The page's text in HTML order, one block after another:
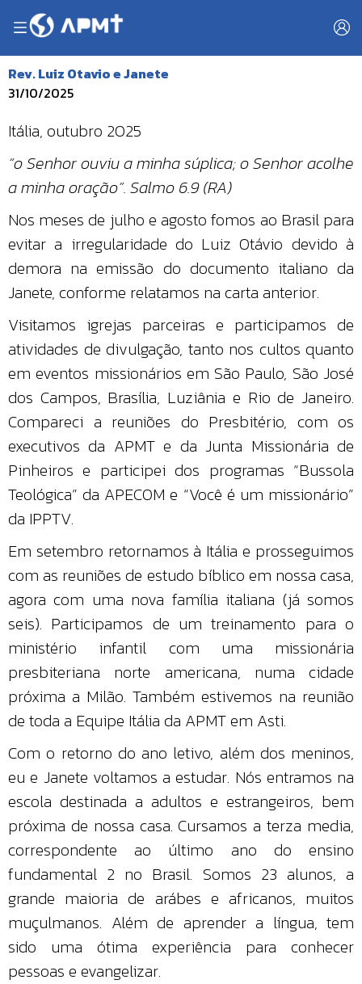
Rev. Luiz Otavio e Janete
31/10/2025
Itália, outubro 2025
“o Senhor ouviu a minha súplica; o Senhor acolhe
a minha oração”. Salmo 6.9 (RA)
Nos meses de julho e agosto fomos ao Brasil para
evitar a irregularidade do Luiz Otávio devido à
demora na emissão do documento italiano da
Janete, conforme relatamos na carta anterior.
Visitamos igrejas parceiras e participamos de
atividades de divulgação, tanto nos cultos quanto
em eventos missionários em São Paulo, São José
dos Campos, Brasília, Luziânia e Rio de Janeiro.
Compareci a reuniões do Presbitério, com os
executivos da APMT e da Junta Missionária de
Pinheiros e participei dos programas “Bussola
Teológica” da APECOM e “Você é um missionário”
da IPPTV.
Em setembro retornamos à Itália e prosseguimos
com as reuniões de estudo bíblico em nossa casa,
agora com uma nova família italiana (já somos
seis). Participamos de um treinamento para o
ministério infantil com uma missionária
presbiteriana norte americana, numa cidade
próxima a Milão. Também estivemos na reunião
de toda a Equipe Itália da APMT em Asti.
Com o retorno do ano letivo, além dos meninos,
eu e Janete voltamos a estudar. Nós entramos na
escola destinada a adultos e estrangeiros, bem
próxima de nossa casa. Cursamos a terza media,
correspondente ao último ano do ensino
fundamental 2 no Brasil. Somos 23 alunos, a
grande maioria de arábes e africanos, muitos
muçulmanos. Além de aprender a língua, tem
sido uma ótima experiência para conhecer
pessoas e evangelizar.